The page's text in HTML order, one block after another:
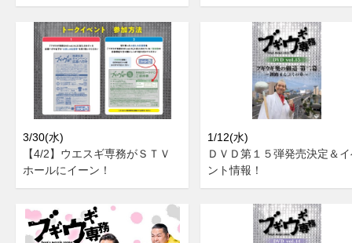
3/30(水)
【4/2】ウエスギ専務がＳＴＶ
ホールにイーン！
1/12(水)
ＤＶＤ第１５弾発売決定＆
ント情報！